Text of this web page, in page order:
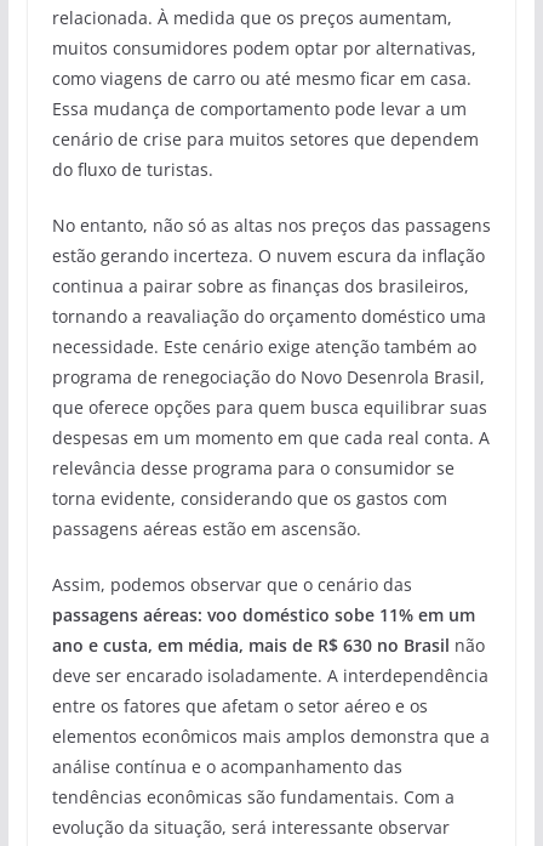
relacionada. À medida que os preços aumentam,
muitos consumidores podem optar por alternativas,
como viagens de carro ou até mesmo ficar em casa.
Essa mudança de comportamento pode levar a um
cenário de crise para muitos setores que dependem
do fluxo de turistas.
No entanto, não só as altas nos preços das passagens
estão gerando incerteza. O nuvem escura da inflação
continua a pairar sobre as finanças dos brasileiros,
tornando a reavaliação do orçamento doméstico uma
necessidade. Este cenário exige atenção também ao
programa de renegociação do Novo Desenrola Brasil,
que oferece opções para quem busca equilibrar suas
despesas em um momento em que cada real conta. A
relevância desse programa para o consumidor se
torna evidente, considerando que os gastos com
passagens aéreas estão em ascensão.
Assim, podemos observar que o cenário das
passagens aéreas: voo doméstico sobe 11% em um
ano e custa, em média, mais de R$ 630 no Brasil não
deve ser encarado isoladamente. A interdependência
entre os fatores que afetam o setor aéreo e os
elementos econômicos mais amplos demonstra que a
análise contínua e o acompanhamento das
tendências econômicas são fundamentais. Com a
evolução da situação, será interessante observar